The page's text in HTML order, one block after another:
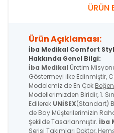
ÜRÜN
Ürün Açıklaması:
İba Medikal Comfort
Hakkında Genel Bilgi:
İba Medikal Üretim
Göstermeyi İlke Edinmiştir,
Modolemiz de En Çok
Modellerimizden Biridir, 1.
Edilerek UNİSEX(Standart)
de Bay Müşterilerimizin
Şekilde Tasarlanmıştır. İba
Serisi Takımları Doktor,